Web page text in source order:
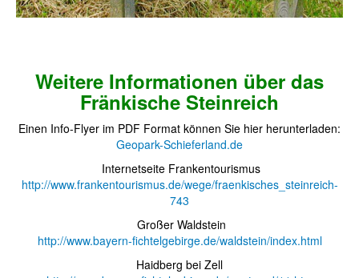
Weitere Informationen über das
Fränkische Steinreich
Einen Info-Flyer im PDF Format können Sie hier herunterladen:
Geopark-Schieferland.de
Internetseite Frankentourismus
http://www.frankentourismus.de/wege/fraenkisches_steinreich-
743
Großer Waldstein
http://www.bayern-fichtelgebirge.de/waldstein/index.html
Haidberg bei Zell